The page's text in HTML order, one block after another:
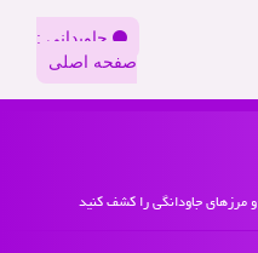
جاویدانی :
صفحه اصلی
مرزهای جاودانگی را کشف کنید